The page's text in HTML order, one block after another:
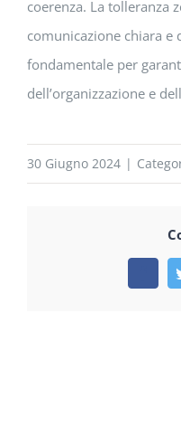
coerenza. La tolleranza
comunicazione chiara e
fondamentale per
dell’organizzazione e
30 Giugno 2024 |